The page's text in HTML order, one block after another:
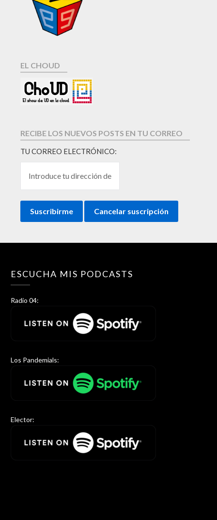
EL CHOUD
RECIBE LOS NUEVOS POSTS EN TU CORREO
TU CORREO ELECTRÓNICO:
ESCUCHA MIS PODCASTS
Radio 04:
Los Pandemials:
Elector: